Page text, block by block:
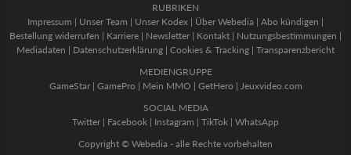
RUBRIKEN
Impressum | Unser Team | Unser Kodex | Über Webedia | Abo kündigen |
Bestellung widerrufen | Karriere | Newsletter | Kontakt | Nutzungsbestimmungen |
Mediadaten | Datenschutzerklärung | Cookies & Tracking | Transparenzbericht
MEDIENGRUPPE
GameStar| GamePro | Mein MMO | GetHero | Jeuxvideo.com
SOCIAL MEDIA
Twitter | Facebook | Instagram | TikTok | WhatsApp
Copyright © Webedia - alle Rechte vorbehalten